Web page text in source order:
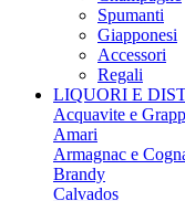
Spumanti
Giapponesi
Accessori
Regali
LIQUORI E
Acquavite e
Amari
Armagnac e
Brandy
Calvados